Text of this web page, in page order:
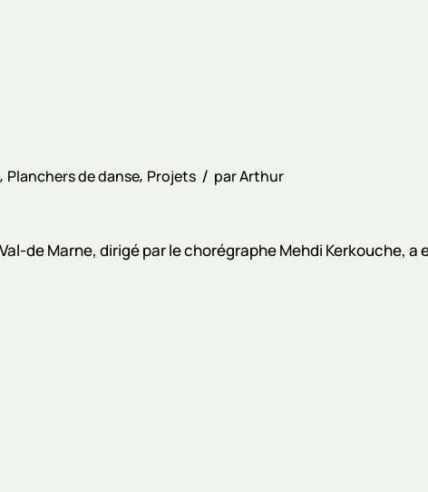
Planchers de danse Projets parArthur
de Marne, dirigé par le chorégraphe Mehdi Kerkouche,